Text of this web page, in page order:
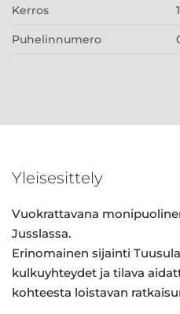
Kerros
Puhelinnumero
Yleisesittely
Vuokrattavana
Jusslassa.
Erinomainen sijainti
kulkuyhteydet ja tilava
kohteesta loistavan